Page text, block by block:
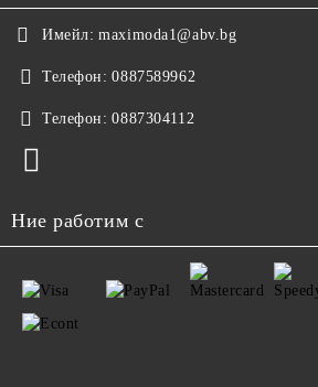
Имейл: maximoda1@abv.bg
Телефон: 0887589962
Телефон: 0887304112
Ние работим с